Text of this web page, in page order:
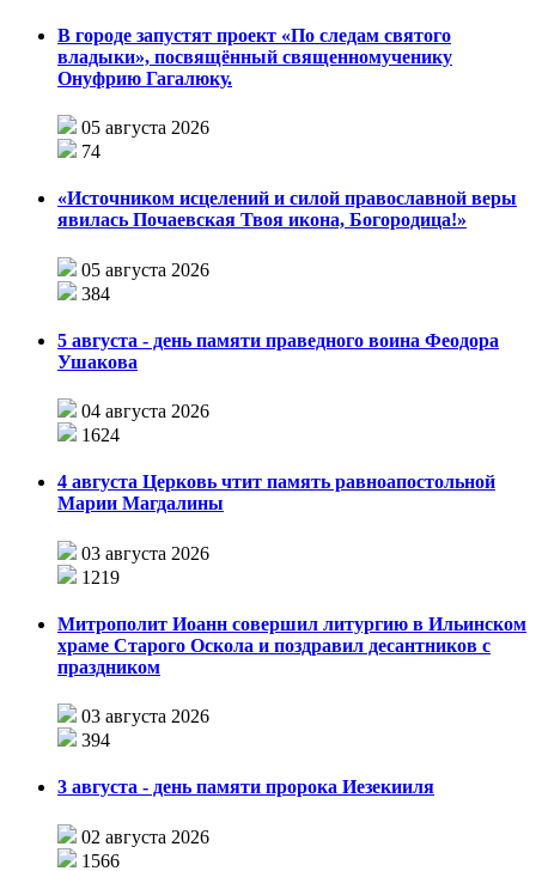
В городе запустят проект «По следам святого
владыки», посвящённый священномученику
Онуфрию Гагалюку.
05 августа 2026
74
«Источником исцелений и силой православной веры
явилась Почаевская Твоя икона, Богородица!»
05 августа 2026
384
5 августа - день памяти праведного воина Феодора
Ушакова
04 августа 2026
1624
4 августа Церковь чтит память равноапостольной
Марии Магдалины
03 августа 2026
1219
Митрополит Иоанн совершил литургию в Ильинском
храме Старого Оскола и поздравил десантников с
праздником
03 августа 2026
394
3 августа - день памяти пророка Иезекииля
02 августа 2026
1566